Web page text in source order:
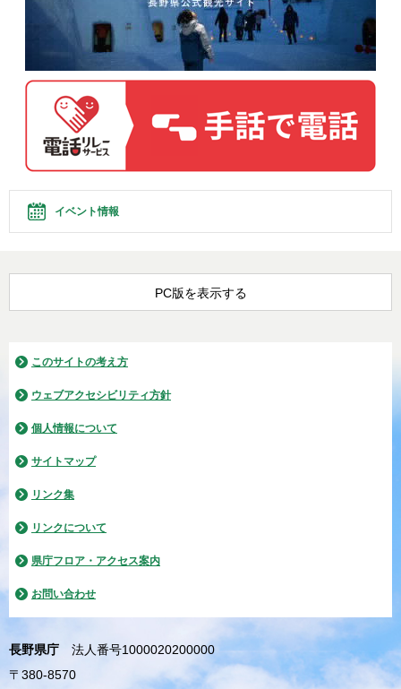
イベント情報
PC版を表示する
このサイトの考え方
ウェブアクセシビリティ方針
個人情報について
サイトマップ
リンク集
リンクについて
県庁フロア・アクセス案内
お問い合わせ
長野県庁
法人番号1000020200000
〒380-8570